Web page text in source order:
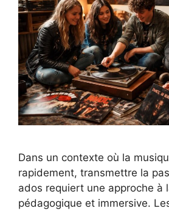
Dans un contexte où la
rapidement, transmettre la
ados requiert une approche à
pédagogique et immersive.